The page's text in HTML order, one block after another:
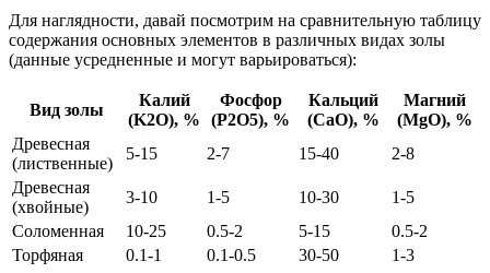
Для наглядности, давай посмотрим на сравнительную таблицу
содержания основных элементов в различных видах золы
(данные усредненные и могут варьироваться):
Вид золы
Калий
(K2O), %
Фосфор
(P2O5), %
Кальций
(CaO), %
Магний
(MgO), %
Древесная
(лиственные)
5-15 2-7 15-40
2-8
Древесная
(хвойные)
3-10 1-5 10-30
1-5
Соломенная
10-25 0.5-2 5-15
0.5-2
Торфяная
0.1-1 0.1-0.5 30-50 1-3